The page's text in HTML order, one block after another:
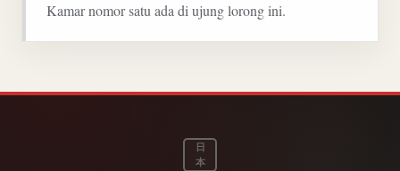
Kamar nomor satu ada di ujung lorong ini.
日
本